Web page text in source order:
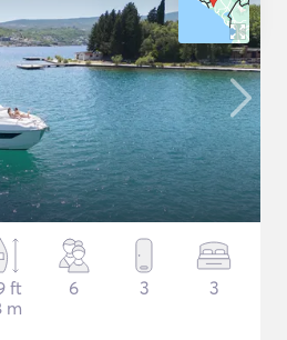
ft
m
6 3 3